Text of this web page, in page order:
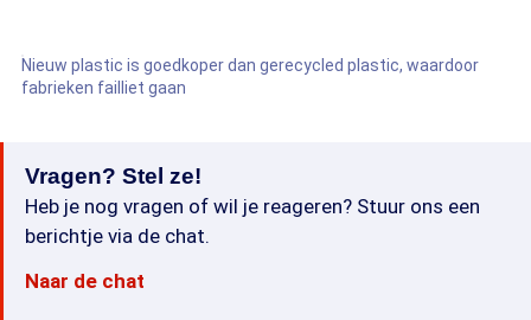
Nieuw plastic is goedkoper dan gerecycled plastic, waardoor
fabrieken failliet gaan
Vragen? Stel ze!
Heb je nog vragen of wil je reageren? Stuur ons een
berichtje via de chat.
Naar de chat